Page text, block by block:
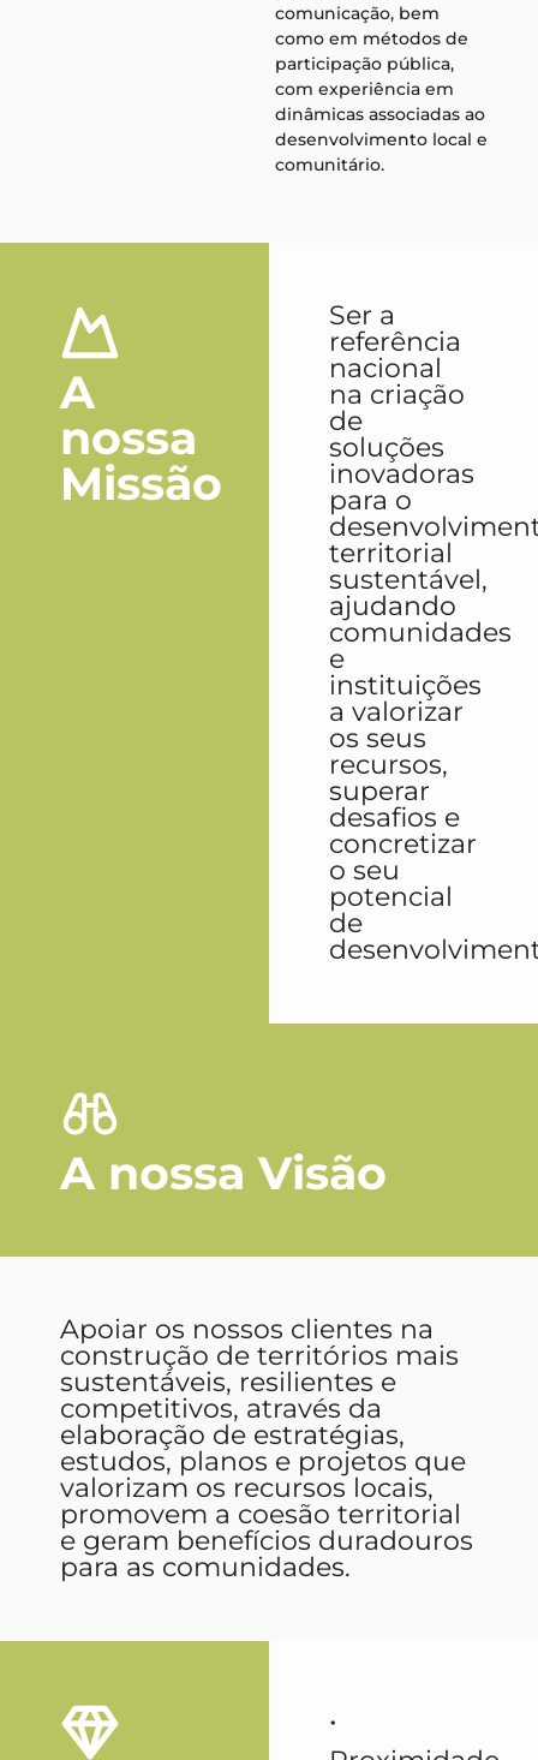
comunicação, bem
como em métodos de
participação pública,
com experiência em
dinâmicas associadas ao
desenvolvimento local e
comunitário.
A
nossa
Missão
Ser a
referência
nacional
na criação
de
soluções
inovadoras
para o
territorial
sustentável,
ajudando
comunidades
e
instituições
a valorizar
os seus
recursos,
superar
desafios e
concretizar
o seu
potencial
de
Apoiar os nossos clientes na
construção de territórios mais
sustentáveis, resilientes e
competitivos, através da
elaboração de estratégias,
estudos, planos e projetos que
valorizam os recursos locais,
promovem a coesão territorial
e geram benefícios duradouros
para as comunidades.
A nossa Visão
•